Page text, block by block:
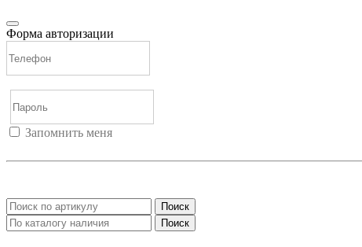
Форма авторизации
Запомнить меня
Поиск
Поиск